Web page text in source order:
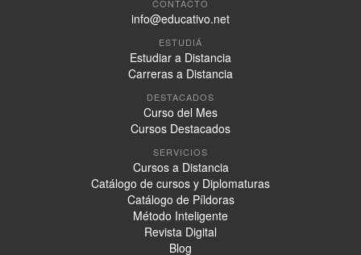
CONTACTO
info@educativo.net
ESTUDIÁ
Estudiar a Distancia
Carreras a Distancia
DESTACADOS
Curso del Mes
Cursos Destacados
SERVICIOS
Cursos a Distancia
Catálogo de cursos y Diplomaturas
Catálogo de Píldoras
Método Inteligente
Revista Digital
Blog